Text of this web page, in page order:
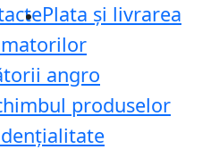
Plata și livrarea
angro
produselor